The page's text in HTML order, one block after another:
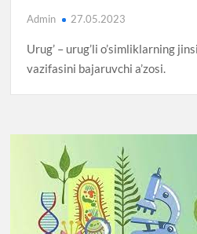
Admin 27.05.2023
Urug’ – urug’li o’simliklarning
vazifasini bajaruvchi a’zosi.